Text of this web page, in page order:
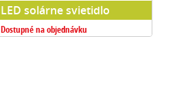
LED solárne svietidlo
Dostupné na objednávku